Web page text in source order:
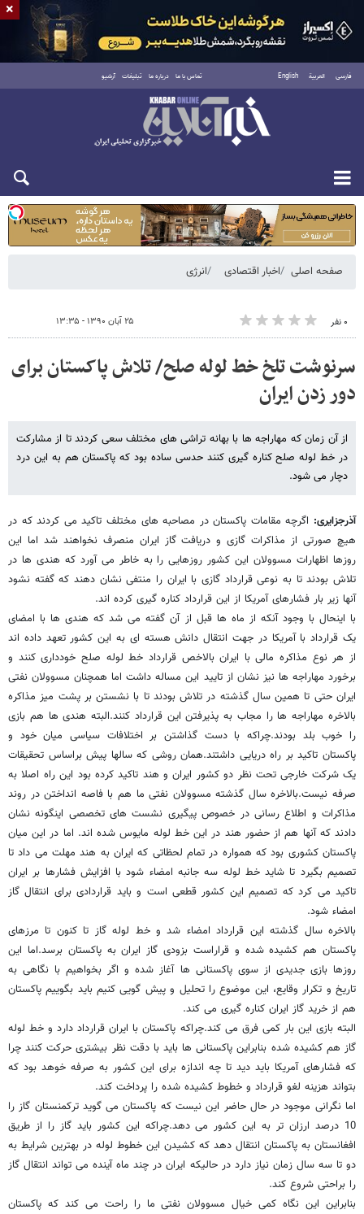
فارسی العربية English تماس با ما درباره ما تبلیغات آرشیو
شنبه ۱۷ مرداد ۱۴۰۵
صفحه اصلی اخبار اقتصادی انرژی
۰ نفر ۲۵ آبان ۱۳۹۰ - ۱۳:۳۵
سرنوشت تلخ خط لوله صلح/ تلاش پاکستان برای
دور زدن ایران
از آن زمان که مهاراجه ها با بهانه تراشی های مختلف سعی کردند تا از مشارکت
در خط لوله صلح کناره گیری کنند حدسی ساده بود که پاکستان هم به این درد
دچار می شود.
آذرجزایری: اگرچه مقامات پاکستان در مصاحبه های مختلف تاکید می کردند که در
هیچ صورتی از مذاکرات گازی و دریافت گاز ایران منصرف نخواهند شد اما این
روزها اظهارات مسوولان این کشور روزهایی را به خاطر می آورد که هندی ها در
تلاش بودند تا به نوعی قرارداد گازی با ایران را منتفی نشان دهند که گفته نشود
آنها زیر بار فشارهای آمریکا از این قرارداد کناره گیری کرده اند.
با اینحال با وجود آنکه از ماه ها قبل از آن گفته می شد که هندی ها با امضای
یک قرارداد با آمریکا در جهت انتقال دانش هسته ای به این کشور تعهد داده اند
از هر نوع مذاکره مالی با ایران بالاخص قرارداد خط لوله صلح خودداری کنند و
برخورد مهاراجه ها نیز نشان از تایید این مساله داشت اما همچنان مسوولان نفتی
ایران حتی تا همین سال گذشته در تلاش بودند تا با نشستن بر پشت میز مذاکره
بالاخره مهاراجه ها را مجاب به پذیرفتن این قرارداد کنند.البته هندی ها هم بازی
را خوب بلد بودند.چراکه با دست گذاشتن بر اختلافات سیاسی میان خود و
پاکستان تاکید بر راه دریایی داشتند.همان روشی که سالها پیش براساس تحقیقات
یک شرکت خارجی تحت نظر دو کشور ایران و هند تاکید کرده بود این راه اصلا به
صرفه نیست.بالاخره سال گذشته مسوولان نفتی ما هم با فاصه انداختن در روند
مذاکرات و اطلاع رسانی در خصوص پیگیری نشست های تخصصی اینگونه نشان
دادند که آنها هم از حضور هند در این خط لوله مایوس شده اند. اما در این میان
پاکستان کشوری بود که همواره در تمام لحظاتی که ایران به هند مهلت می داد تا
تصمیم بگیرد تا شاید خط لوله سه جانبه امضاء شود با افزایش فشارها بر ایران
تاکید می کرد که تصمیم این کشور قطعی است و باید قراردادی برای انتقال گاز
امضاء شود.
بالاخره سال گذشته این قرارداد امضاء شد و خط لوله گاز تا کنون تا مرزهای
پاکستان هم کشیده شده و قراراست بزودی گاز ایران به پاکستان برسد.اما این
روزها بازی جدیدی از سوی پاکستانی ها آغاز شده و اگر بخواهیم با نگاهی به
تاریخ و تکرار وقایع، این موضوع را تحلیل و پیش گویی کنیم باید بگوییم پاکستان
هم از خرید گاز ایران کناره گیری می کند.
البته بازی این بار کمی فرق می کند.چراکه پاکستان با ایران قرارداد دارد و خط لوله
گاز هم کشیده شده بنابراین پاکستانی ها باید با دقت نظر بیشتری حرکت کنند چرا
که فشارهای آمریکا باید دید تا چه اندازه برای این کشور به صرفه خوهد بود که
بتواند هزینه لغو قرارداد و خطوط کشیده شده را پرداخت کند.
اما نگرانی موجود در حال حاضر این نیست که پاکستان می گوید ترکمنستان گاز را
10 درصد ارزان تر به این کشور می دهد.چراکه این کشور باید گاز را از طریق
افغانستان به پاکستان انتقال دهد که کشیدن این خطوط لوله در بهترین شرایط به
دو تا سه سال زمان نیاز دارد در حالیکه ایران در چند ماه آینده می تواند انتقال گاز
را براحتی شروع کند.
بنابراین این نگاه کمی خیال مسوولان نفتی ما را راحت می کند که پاکستان
×